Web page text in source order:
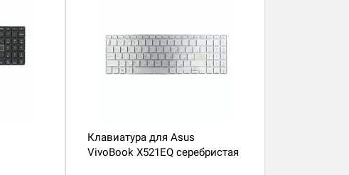
Клавиатура для Asus
VivoBook X521EQ серебристая